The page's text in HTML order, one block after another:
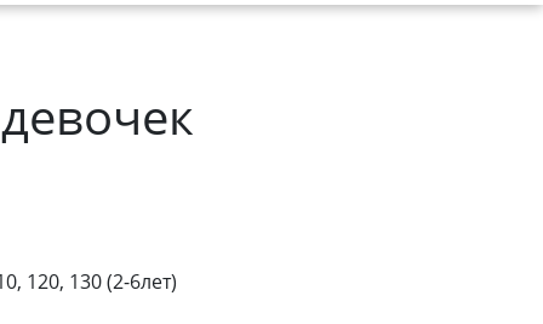
120, 130 (2-6лет)